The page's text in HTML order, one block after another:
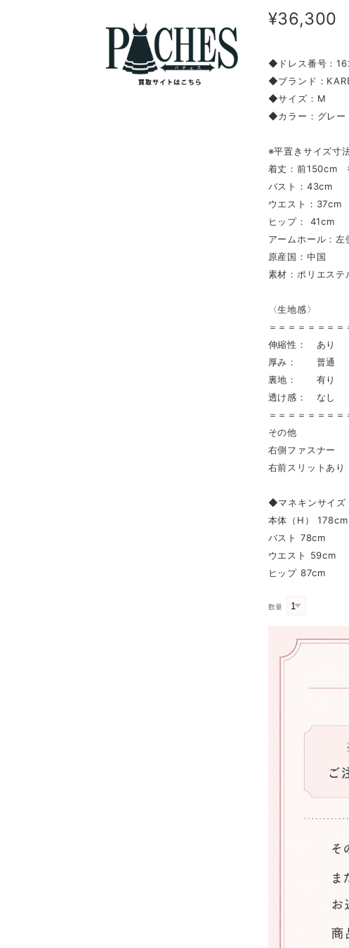
¥36,300
◆ドレス番号：
◆ブランド：
◆サイズ：M
◆カラー：グレー
※平置きサイズ寸
着丈：前150cm
バスト：43cm
ウエスト：37cm
ヒップ： 41cm
アームホール：
原産国：中国
素材：ポリエス
〈生地感〉
＝＝＝＝＝＝＝＝
伸縮性： あり
厚み： 普通
裏地： 有り
透け感： なし
＝＝＝＝＝＝＝＝
その他
右側ファスナー
右前スリットあり
◆マネキンサイズ
本体（H） 178cm
バスト 78cm
ウエスト 59cm
ヒップ 87cm
数量